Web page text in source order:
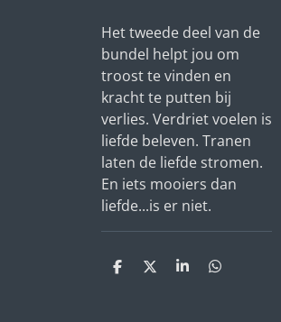
Het tweede deel van de
bundel helpt jou om
troost te vinden en
kracht te putten bij
verlies. Verdriet voelen is
liefde beleven. Tranen
laten de liefde stromen.
En iets mooiers dan
liefde...is er niet.
D
D
S
D